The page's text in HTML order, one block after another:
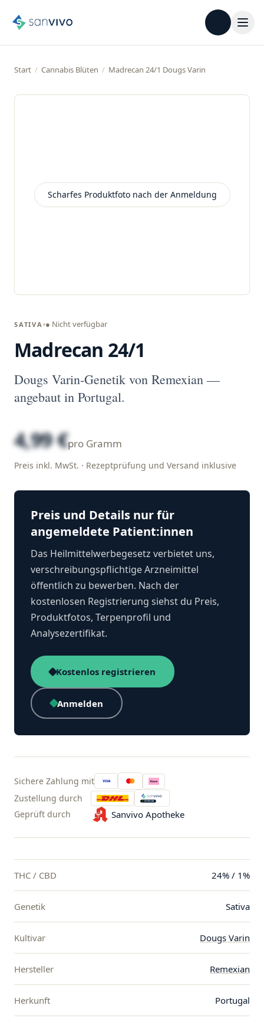
Start / Cannabis Blüten / Madrecan 24/1 Dougs Varin
Scharfes Produktfoto nach der Anmeldung
SATIVA ● Nicht verfügbar
Madrecan 24/1
Dougs Varin-Genetik von Remexian —
angebaut in Portugal.
4,99 €pro Gramm
Preis inkl. MwSt. · Rezeptprüfung und Versand inklusive
Preis und Details nur für
angemeldete Patient:innen
Das Heilmittelwerbegesetz verbietet uns,
verschreibungspflichtige Arzneimittel
öffentlich zu bewerben. Nach der
kostenlosen Registrierung siehst du Preis,
Produktfotos, Terpenprofil und
Analysezertifikat.
Kostenlos registrieren
Anmelden
Sichere Zahlung mit
Zustellung durch
Geprüft durch
Sanvivo Apotheke
THC / CBD 24% / 1%
Genetik Sativa
Kultivar Dougs Varin
Hersteller Remexian
Herkunft Portugal